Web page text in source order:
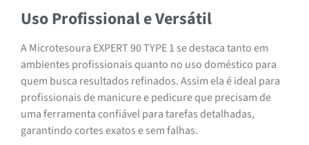
Uso Profissional e Versátil
A Microtesoura EXPERT 90 TYPE 1 se destaca tanto em
ambientes profissionais quanto no uso doméstico para
quem busca resultados refinados. Assim ela é ideal para
profissionais de manicure e pedicure que precisam de
uma ferramenta confiável para tarefas detalhadas,
garantindo cortes exatos e sem falhas.